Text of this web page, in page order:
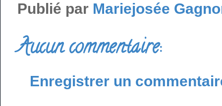
Publié par Mariejosée
Aucun commentaire:
Enregistrer un